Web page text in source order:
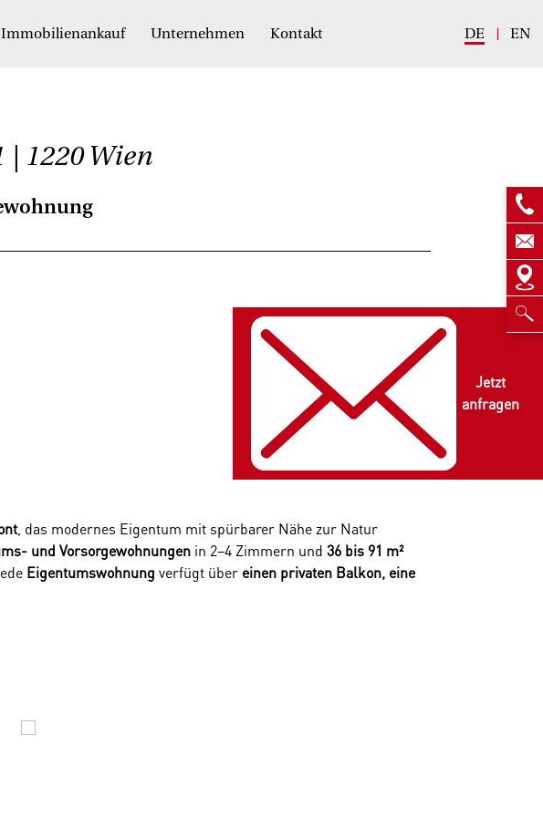
Immobilienankauf Unternehmen Kontakt DE EN
| 1220 Wien
, das modernes Eigentum mit spürbarer Nähe zur Natur
und Vorsorgewohnungen in 2–4 Zimmern und 36 bis 91 m²
Eigentumswohnung verfügt über einen privaten Balkon, eine
harmonisch begegnen. Nur wenige Schritte entfernt lädt der
Jetzt
anfragen